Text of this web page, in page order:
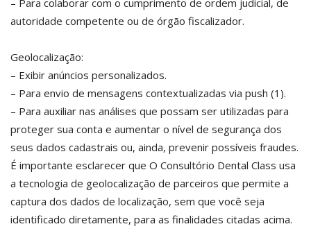
– Para colaborar com o cumprimento de ordem judicial, de
autoridade competente ou de órgão fiscalizador.
Geolocalização:
– Exibir anúncios personalizados.
– Para envio de mensagens contextualizadas via push (1).
– Para auxiliar nas análises que possam ser utilizadas para
proteger sua conta e aumentar o nível de segurança dos
seus dados cadastrais ou, ainda, prevenir possíveis fraudes.
É importante esclarecer que O Consultório Dental Class usa
a tecnologia de geolocalização de parceiros que permite a
captura dos dados de localização, sem que você seja
identificado diretamente, para as finalidades citadas acima.